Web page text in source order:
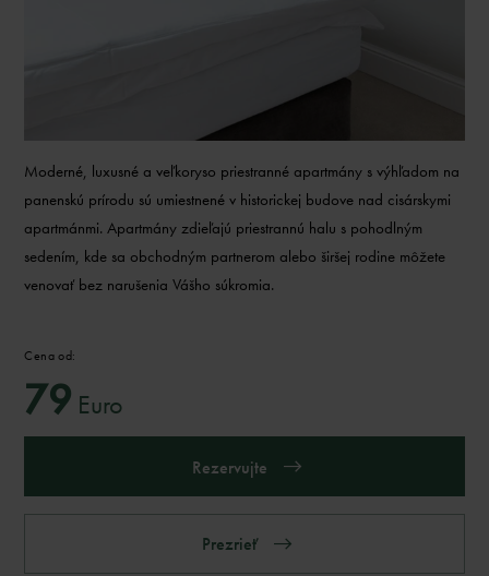
Moderné, luxusné a veľkoryso priestranné apartmány s výhľadom na
panenskú prírodu sú umiestnené v historickej budove nad cisárskymi
apartmánmi. Apartmány zdieľajú priestrannú halu s pohodlným
sedením, kde sa obchodným partnerom alebo širšej rodine môžete
venovať bez narušenia Vášho súkromia.
Cena od:
79 Euro
Rezervujte
Prezrieť